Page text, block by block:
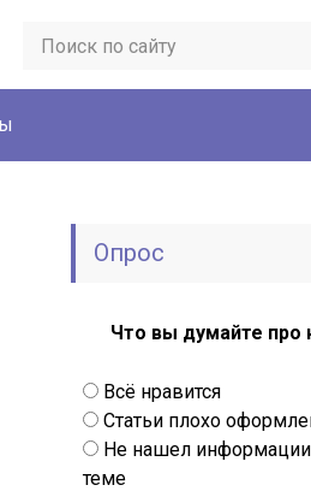
Опрос
Что вы думайте про
Всё нравится
Статьи плохо
Не нашел
теме